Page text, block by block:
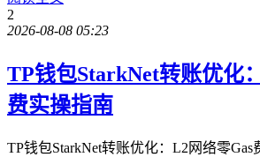
2
2026-08-08 05:23
TP钱包StarkNet转账优化
费实操指南
TP钱包StarkNet转账优化：L2网络零